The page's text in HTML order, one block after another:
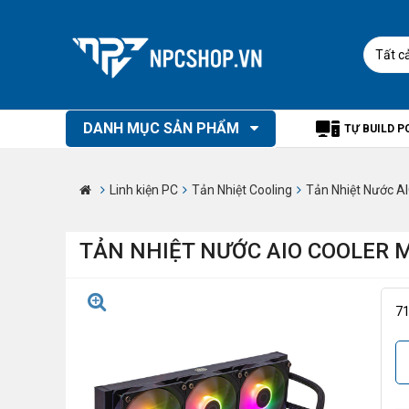
Tất
DANH MỤC SẢN PHẨM TỰ BUILD
Linh kiện PC Tản Nhiệt Cooling Tản Nhiệt Nước
TẢN NHIỆT NƯỚC AIO COOLER
71